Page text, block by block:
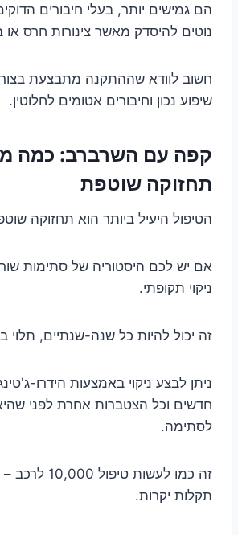
הם גמישים יותר, בעלי חיבורים
נוטים להיסדק מאשר צינורות חרס או
חשוב לוודא שההתקנה מתבצעת
שיפוע נכון וחיבורים אטומים לחלוטין.
קפה עם השרברב: כמה
תחזוקה שוטפת
הטיפול היעיל ביותר הוא תחזוקה
אם יש לכם היסטוריה של סתימות
ניקוי תקופתי.
זה יכול להיות כל שנה-שנתיים, תלוי
ניתן לבצע ניקוי באמצעות הידרו-
חדשים וכל הצטברות אחרת לפני
לסתימה.
זה כמו לעשות
תקלות יקרות.